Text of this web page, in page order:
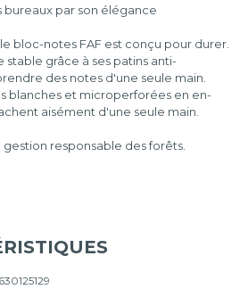
bureaux par son élégance
bloc-notes FAF est conçu pour durer.
stable grâce à ses patins anti-
des notes d'une seule main.
blanches et microperforées en en-
aisément d'une seule main.
gestion responsable des forêts.